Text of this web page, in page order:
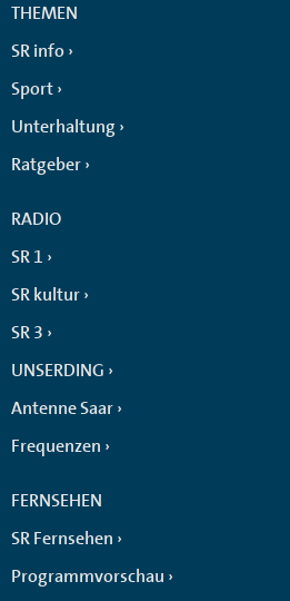
THEMEN
SR info
Sport
Unterhaltung
Ratgeber
RADIO
SR 1
SR kultur
SR 3
UNSERDING
Antenne Saar
Frequenzen
FERNSEHEN
SR Fernsehen
Programmvorschau